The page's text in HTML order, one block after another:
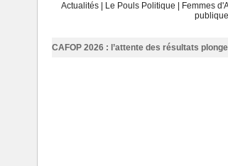
Actualités
Le Pouls Politique Femmes
publique
CAFOP 2026 : l’attente des résultats